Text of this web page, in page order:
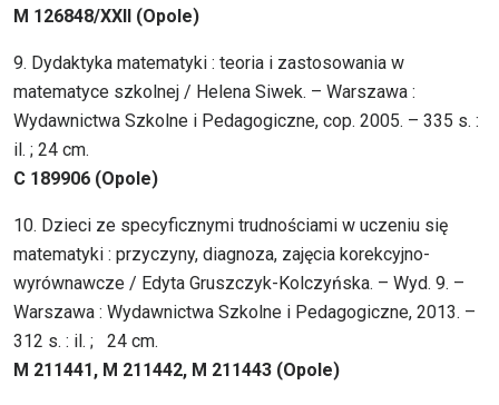
M 126848/XXII (Opole)
9. Dydaktyka matematyki : teoria i zastosowania w
matematyce szkolnej / Helena Siwek. – Warszawa :
Wydawnictwa Szkolne i Pedagogiczne, cop. 2005. – 335 s. :
il. ; 24 cm.
C 189906 (Opole)
10. Dzieci ze specyficznymi trudnościami w uczeniu się
matematyki : przyczyny, diagnoza, zajęcia korekcyjno-
wyrównawcze / Edyta Gruszczyk-Kolczyńska. – Wyd. 9. –
Warszawa : Wydawnictwa Szkolne i Pedagogiczne, 2013. –
312 s. : il. ; 24 cm.
M 211441, M 211442, M 211443 (Opole)